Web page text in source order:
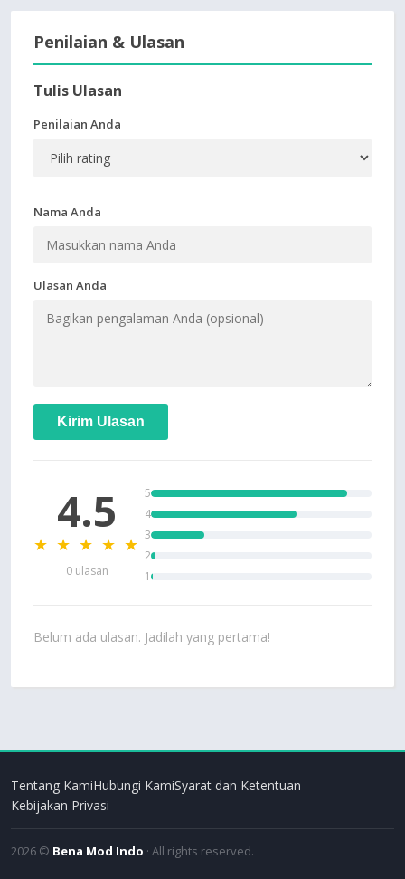
Penilaian & Ulasan
Tulis Ulasan
Penilaian Anda
Nama Anda
Ulasan Anda
Kirim Ulasan
4.5
★ ★ ★ ★ ★
0 ulasan
5
4
3
2
1
Belum ada ulasan. Jadilah yang pertama!
Tentang KamiHubungi KamiSyarat dan Ketentuan
Kebijakan Privasi
2026 © Bena Mod Indo · All rights reserved.